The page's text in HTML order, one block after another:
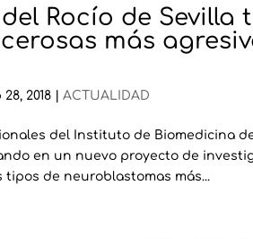
del Rocío de
más
28, 2018 |ACTUALIDAD
del Instituto de Biomedicina
en un nuevo proyecto de
de neuroblastomas más...